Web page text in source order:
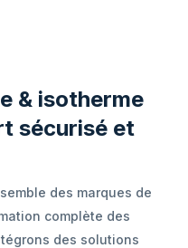
& isotherme
sécurisé et
des marques de
complète des
des solutions